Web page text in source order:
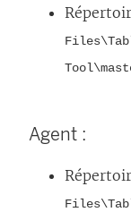
Agent :